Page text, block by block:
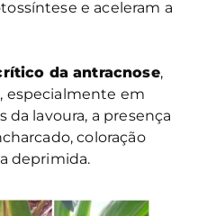
e aceleram a
da antracnose,
especialmente em
da lavoura, a presença
coloração
deprimida.